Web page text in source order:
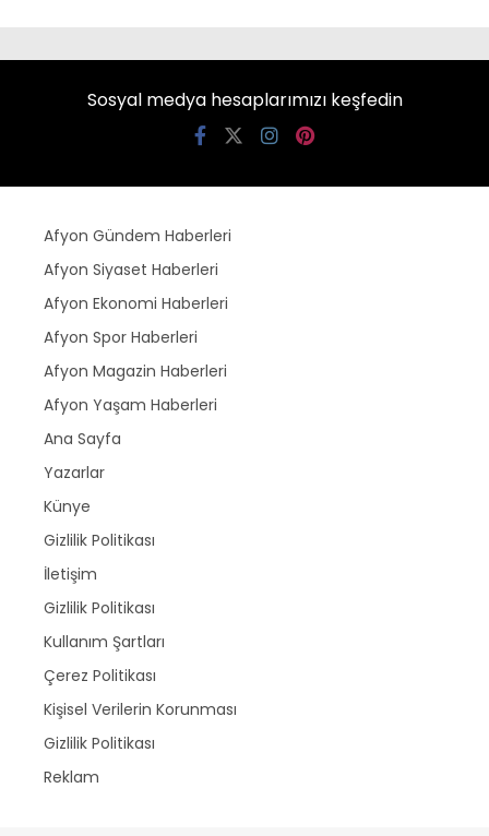
Sosyal medya hesaplarımızı keşfedin
Afyon Gündem Haberleri
Afyon Siyaset Haberleri
Afyon Ekonomi Haberleri
Afyon Spor Haberleri
Afyon Magazin Haberleri
Afyon Yaşam Haberleri
Ana Sayfa
Yazarlar
Künye
Gizlilik Politikası
İletişim
Gizlilik Politikası
Kullanım Şartları
Çerez Politikası
Kişisel Verilerin Korunması
Gizlilik Politikası
Reklam